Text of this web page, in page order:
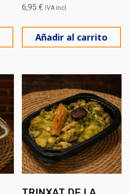
6,95€ IVA incl.
Añadir al carrito